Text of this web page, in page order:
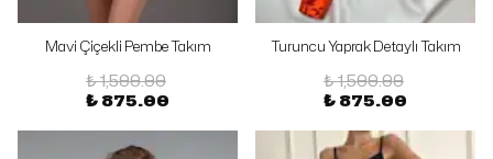
Mavi Çiçekli Pembe Takım
₺ 1,500.00
₺ 875.00
Turuncu Yaprak Detaylı Takım
₺ 1,500.00
₺ 875.00